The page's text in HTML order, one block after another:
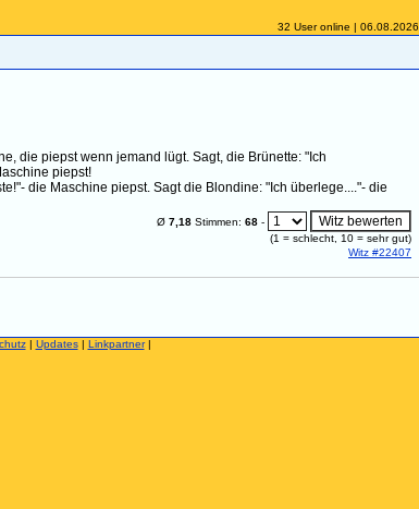
32 User online | 06.08.2026
die piepst wenn jemand lügt. Sagt, die Brünette: "Ich
piepst!
die Maschine piepst. Sagt die Blondine: "Ich überlege...."- die
Ø 7,18 Stimmen: 68 -
(1 = schlecht, 10 = sehr gut)
Witz #22407
| Updates| Linkpartner|